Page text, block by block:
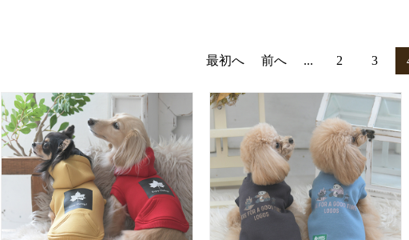
最初へ 前へ ... 2 3